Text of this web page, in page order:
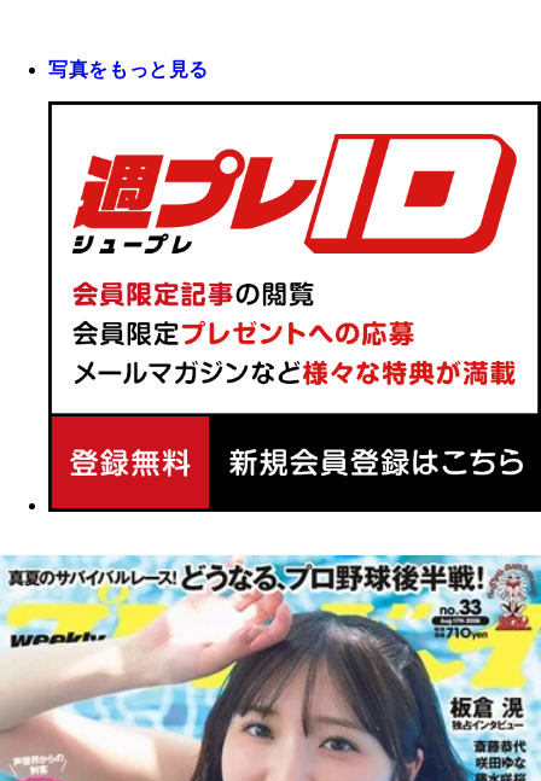
写真をもっと見る